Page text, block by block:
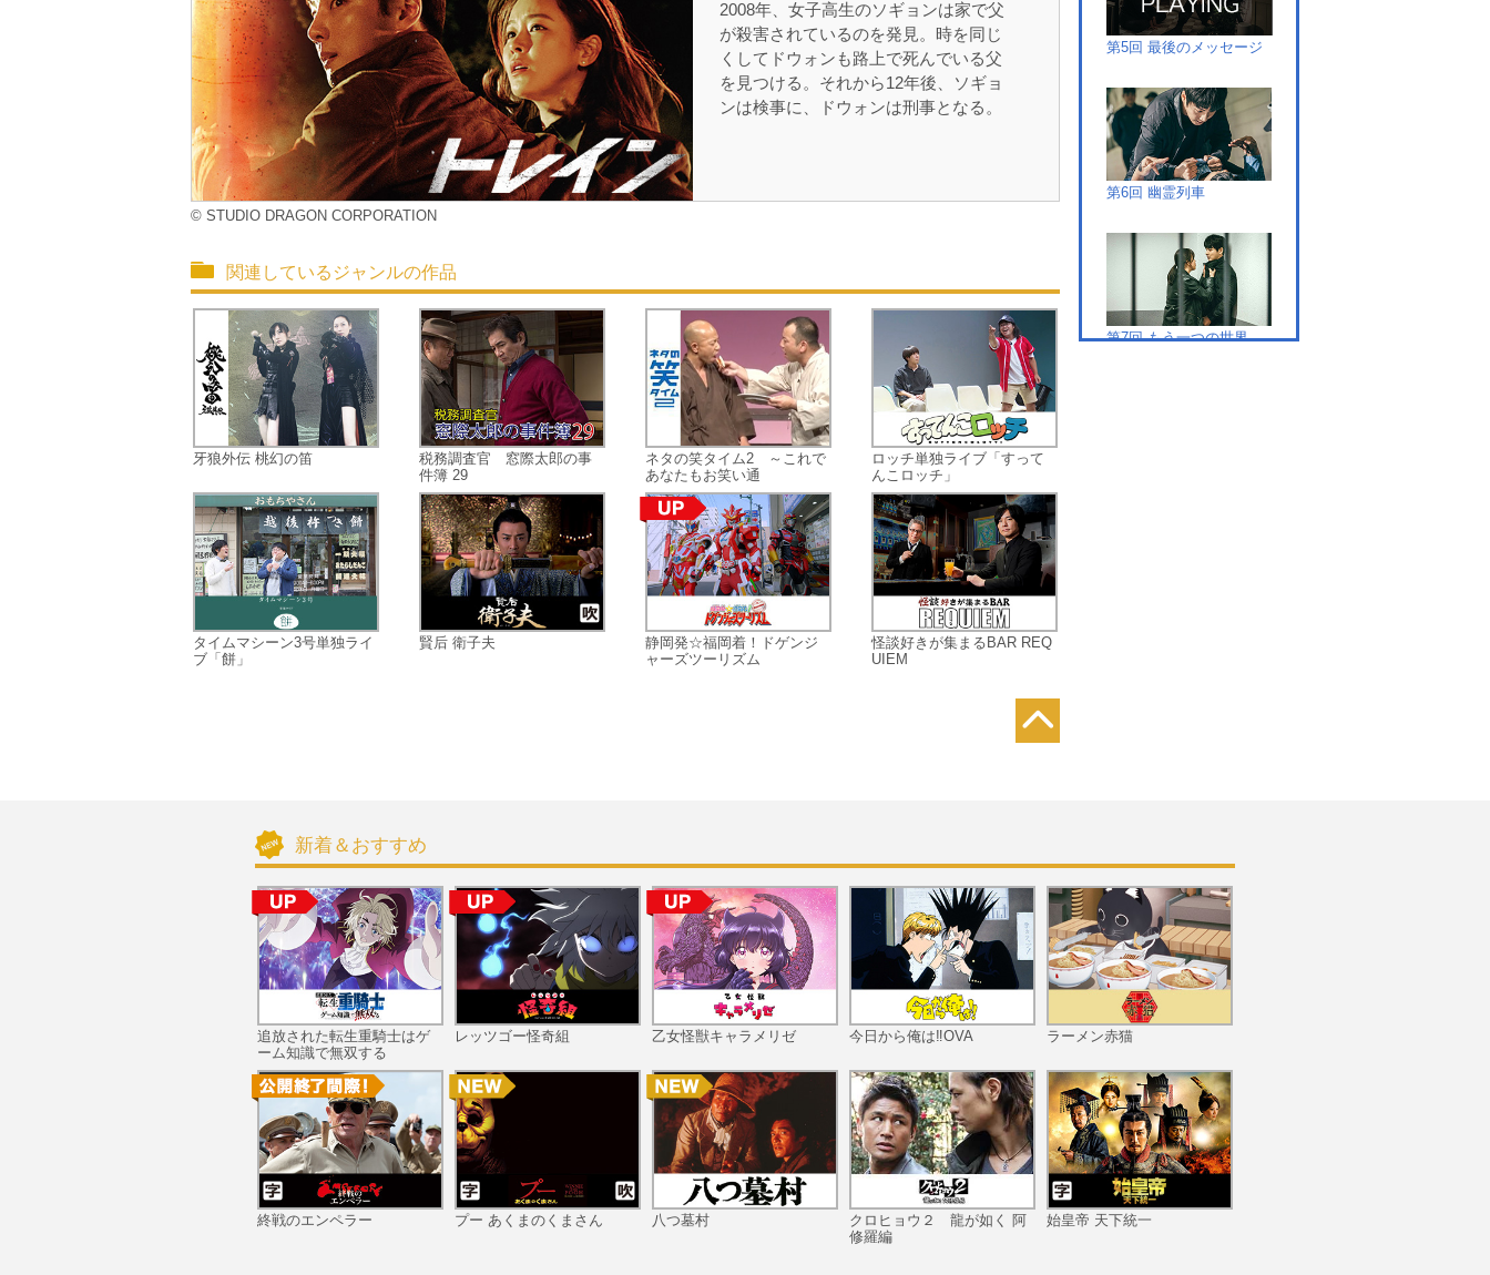
2008年、女子高生のソギョンは家で父
が殺害されているのを発見。時を同じ
くしてドウォンも路上で死んでいる父
を見つける。それから12年後、ソギョ
ンは検事に、ドウォンは刑事となる。
跡中にドウォンは、廃駅の線路で白骨
を殺した真犯人なのではないかと疑
う。だが、ドウォンは12年前の事件の
犯人は自分の父で、罪悪感からソギョ
ンを見守ってきたと明かす。衝撃の事
実にショックを受けるソギョンだった
が、ドウォンの父の無実を信じ独自に
事件を調べることに。そんな時、廃線
のはずの線路に突如列車が現れる。そ
して列車から降りてきた何者かに撃た
れソギョンは命を落とす。打ちひしが
れるドウォンは犯人逮捕に執着するあ
まりドウォンは行き過ぎたやり方で、
捜査から外されることに。ある雨の
夜、絶望したドウォンは一人、彼女の
亡くなった廃線で命を絶とうとする。
© STUDIO DRAGON CORPORATION
関連しているジャンルの作品
牙狼外伝 桃幻の笛
タイムマシーン3号単独ライ
ブ「餅」
税務調査官 窓際太郎の事
件簿 29
賢后 衛子夫
ネタの笑タイム2 ～これで
あなたもお笑い通
静岡発☆福岡着！ドゲンジ
ャーズツーリズム
ロッチ単独ライブ「すって
んこロッチ」
怪談好きが集まるBAR REQ
UIEM
第5回 最後のメッセージ
第6回 幽霊列車
第7回 もう一つの世界
第11回 容疑者確保
第12回 新たな事件
第13回 事件の新展開
新着＆おすすめ
追放された転生重騎士はゲ
ーム知識で無双する
終戦のエンペラー
レッツゴー怪奇組
プー あくまのくまさん
乙女怪獣キャラメリゼ
八つ墓村
今日から俺は‼OVA
クロヒョウ２ 龍が如く 阿
修羅編
ラーメン赤猫
始皇帝 天下統一